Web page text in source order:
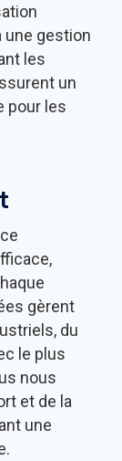
une gestion
les
un
pour les
gèrent
du
le plus
nous
et de la
une